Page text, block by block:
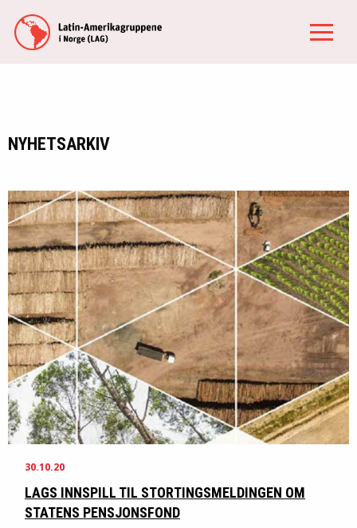
NYHETSARKIV
30.10.20
LAGS INNSPILL TIL STORTINGSMELDINGEN OM
STATENS PENSJONSFOND